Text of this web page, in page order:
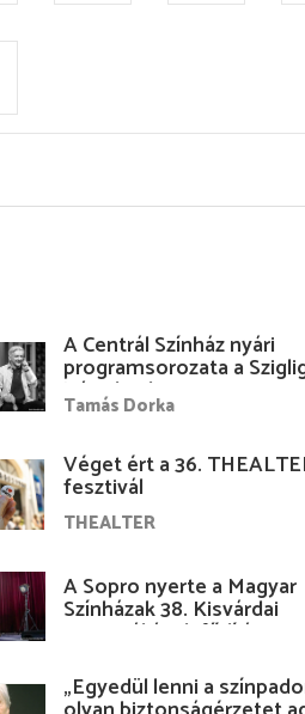
A Centrál Színház nyári
programsorozata a
Várudvarban
Tamás Dorka
Véget ért a 36.
fesztivál
THEALTER
A Sopro nyerte a Magyar
Színházak 38. Kisvárdai
Fesztiváljának fődíját
„Egyedül lenni a